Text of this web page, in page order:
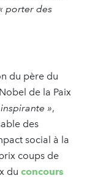
porter des
du père du
de la Paix
»,
des
social à la
coups de
du concours